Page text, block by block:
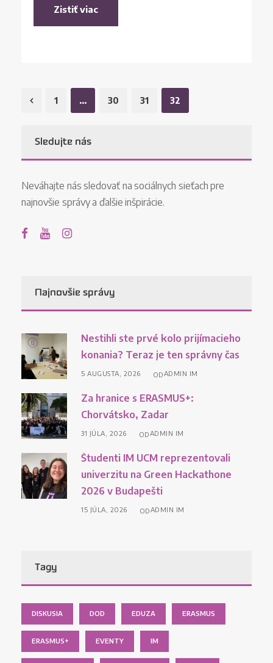
Zistiť viac
1 … 30 31 32
Sledujte nás
Neváhajte nás sledovať na sociálnych sieťach pre
najnovšie správy a ďalšie inšpirácie.
Najnovšie správy
Nestihli ste prvé kolo prijímacieho
konania? Teraz je ten správny čas
5 AUGUSTA, 2026 ODADMIN IM
Za hranice s ERASMUS+:
Chorvátsko, Zadar
31 JÚLA, 2026 ODADMIN IM
Študenti IM UCM reprezentovali
univerzitu na Green Hackathone
2026 v Budapešti
15 JÚLA, 2026 ODADMIN IM
Tagy
DISKUSIA DOD EDUZA ERASMUS
ERASMUS+ EVENTY IM